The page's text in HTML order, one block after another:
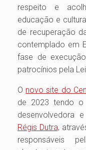
respeito e
educação e
de recuperação
contemplado em
fase de
patrocínios pela
O novo site do
de 2023 tendo o
desenvolvedora
Régis Dutra,
responsáveis